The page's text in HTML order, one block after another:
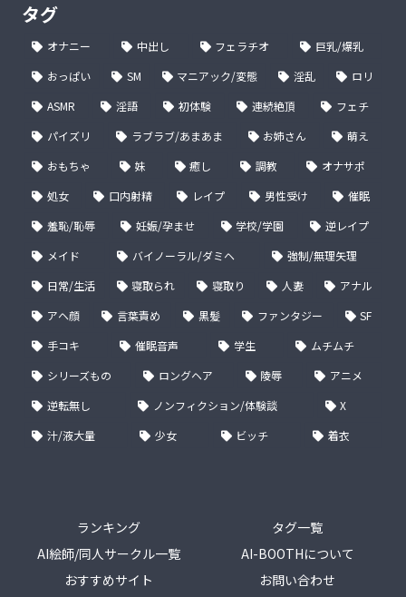
タグ
オナニー 中出し フェラチオ
巨乳/爆乳
おっぱい
SM マニアック/変態 淫乱
ロリ
ASMR
淫語 初体験 連続絶頂
フェチ
パイズリ
ラブラブ/あまあま お姉さん
萌え
おもちゃ
妹 癒し 調教
オナサポ
処女
口内射精 レイプ 男性受け
催眠
羞恥/恥辱
妊娠/孕ませ 学校/学園
逆レイプ
メイド
バイノーラル/ダミヘ
強制/無理矢理
日常/生活
寝取られ 寝取り 人妻
アナル
アヘ顔
言葉責め 黒髪 ファンタジー
SF
手コキ
催眠音声 学生
ムチムチ
シリーズもの
ロングヘア 陵辱
アニメ
逆転無し
ノンフィクション/体験談
X
汁/液大量
少女 ビッチ 着衣
ランキング
タグ一覧
AI絵師/同人サークル一覧
AI-BOOTHについて
おすすめサイト
お問い合わせ